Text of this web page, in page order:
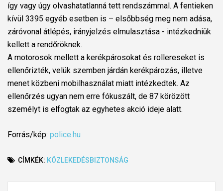
így vagy úgy olvashatatlanná tett rendszámmal. A fentieken
kívül 3395 egyéb esetben is – elsőbbség meg nem adása,
záróvonal átlépés, irányjelzés elmulasztása - intézkedniük
kellett a rendőröknek.
A motorosok mellett a kerékpárosokat és rollereseket is
ellenőrizték, velük szemben járdán kerékpározás, illetve
menet közbeni mobilhasználat miatt intézkedtek. Az
ellenőrzés ugyan nem erre fókuszált, de 87 körözött
személyt is elfogtak az egyhetes akció ideje alatt.
Forrás/kép: police.hu
CÍMKÉK: KÖZLEKEDÉSBIZTONSÁG